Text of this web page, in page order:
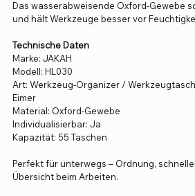
Das wasserabweisende Oxford-Gewebe
und hält Werkzeuge besser vor
Technische Daten
Marke: JAKAH
Modell: HL030
Art: Werkzeug-Organizer /
Eimer
Material: Oxford-Gewebe
Individualisierbar: Ja
Kapazität: 55 Taschen
Perfekt für unterwegs – Ordnung,
Übersicht beim Arbeiten.